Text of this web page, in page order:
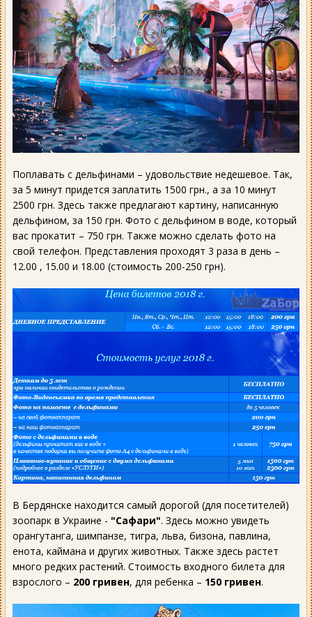
Поплавать с дельфинами – удовольствие недешевое. Так,
за 5 минут придется заплатить 1500 грн., а за 10 минут
2500 грн. Здесь также предлагают картину, написанную
дельфином, за 150 грн. Фото с дельфином в воде, который
вас прокатит – 750 грн. Также можно сделать фото на
свой телефон. Представления проходят 3 раза в день –
12.00 , 15.00 и 18.00 (стоимость 200-250 грн).
В Бердянске находится самый дорогой (для посетителей)
зоопарк в Украине - "Сафари". Здесь можно увидеть
орангутанга, шимпанзе, тигра, льва, бизона, павлина,
енота, каймана и других животных. Также здесь растет
много редких растений. Стоимость входного билета для
взрослого – 200 гривен, для ребенка – 150 гривен.